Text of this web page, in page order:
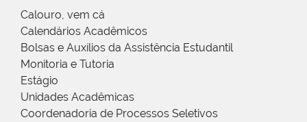
Calouro, vem cá
Calendários Acadêmicos
Bolsas e Auxílios da Assistência Estudantil
Monitoria e Tutoria
Estágio
Unidades Acadêmicas
Coordenadoria de Processos Seletivos